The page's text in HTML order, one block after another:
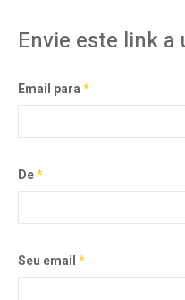
Envie este link a
Email para*
De*
Seu email*